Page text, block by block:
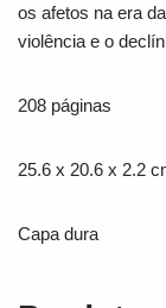
os afetos na era
violência e o
208 páginas
25.6 x 20.6 x 2.2
Capa dura